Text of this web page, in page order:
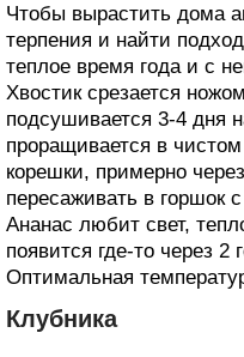
Чтобы вырастить дома
терпения и найти
теплое время года и с
Хвостик срезается
подсушивается 3-4 дня
проращивается в
корешки, примерно
пересаживать в горшок
Ананас любит свет,
появится где-то через 2
Оптимальная
Клубника